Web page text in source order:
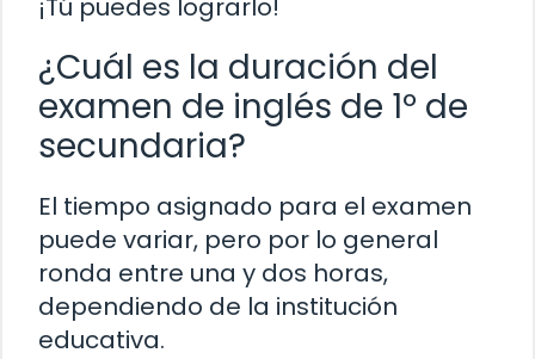
¡Tú puedes lograrlo!
¿Cuál es la duración del
examen de inglés de 1º de
secundaria?
El tiempo asignado para el examen
puede variar, pero por lo general
ronda entre una y dos horas,
dependiendo de la institución
educativa.